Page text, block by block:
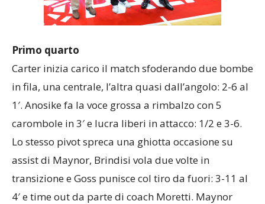
Primo quarto
Carter inizia carico il match sfoderando due bombe
in fila, una centrale, l’altra quasi dall’angolo: 2-6 al
1′. Anosike fa la voce grossa a rimbalzo con 5
carombole in 3′ e lucra liberi in attacco: 1/2 e 3-6.
Lo stesso pivot spreca una ghiotta occasione su
assist di Maynor, Brindisi vola due volte in
transizione e Goss punisce col tiro da fuori: 3-11 al
4′ e time out da parte di coach Moretti. Maynor